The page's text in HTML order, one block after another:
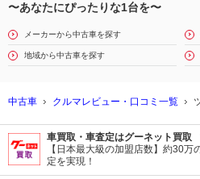
〜あなたにぴったりな1台を〜
メーカーから中古車を探す
地域から中古車を探す
中古車 クルマレビュー・口コミ一覧
車買取・車査定はグーネット買取
【日本最大級の加盟店数】約30
定を実現！